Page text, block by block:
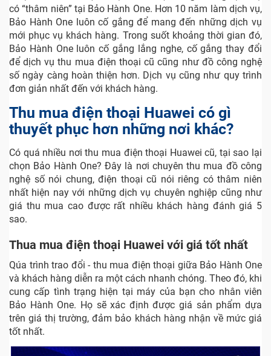
có “thâm niên” tại Bảo Hành One. Hơn 10 năm làm dịch vụ,
Bảo Hành One luôn cố gắng để mang đến những dịch vụ
mới phục vụ khách hàng. Trong suốt khoảng thời gian đó,
Bảo Hành One luôn cố gắng lắng nghe, cố gắng thay đổi
để dịch vụ thu mua điện thoại cũ cũng như đồ công nghệ
số ngày càng hoàn thiện hơn. Dịch vụ cũng như quy trình
đơn giản nhất đến với khách hàng.
Thu mua điện thoại Huawei có gì
thuyết phục hơn những nơi khác?
Có quá nhiều nơi thu mua điện thoại Huawei cũ, tại sao lại
chọn Bảo Hành One? Đây là nơi chuyên thu mua đồ công
nghệ số nói chung, điện thoại cũ nói riêng có thâm niên
nhất hiện nay với những dịch vụ chuyên nghiệp cũng như
giá thu mua cao được rất nhiều khách hàng đánh giá 5
sao.
Thua mua điện thoại Huawei với giá tốt nhất
Qúa trình trao đổi - thu mua điện thoại giữa Bảo Hành One
và khách hàng diễn ra một cách nhanh chóng. Theo đó, khi
cung cấp tình trạng hiện tại máy của bạn cho nhân viên
Bảo Hành One. Họ sẽ xác định được giá sản phẩm dựa
trên giá thị trường, đảm bảo khách hàng nhận về mức giá
tốt nhất.